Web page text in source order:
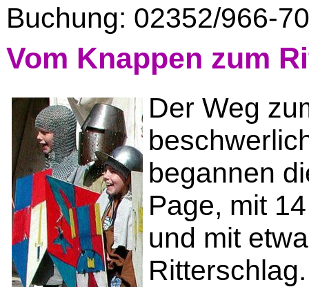
Buchung: 02352/966-
Vom Knappen zum
Der Weg
begannen
Page, mit
und mit
Ritterschlag.